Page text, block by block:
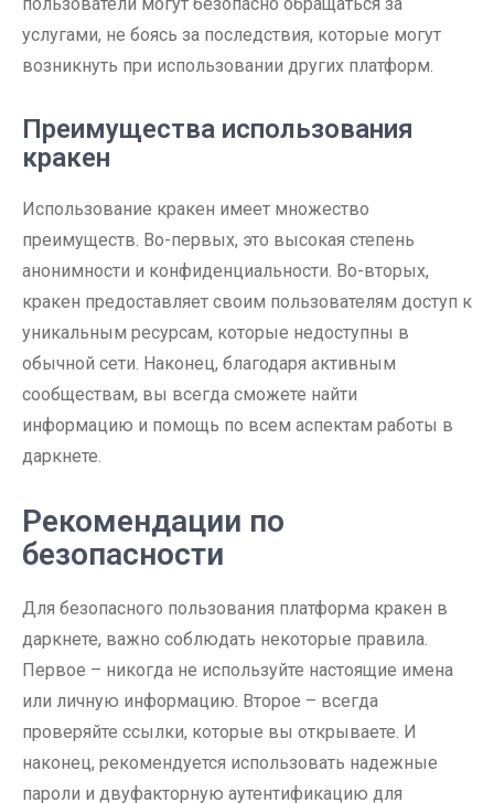
услугами, не боясь за последствия, которые могут
возникнуть при использовании других платформ.
Преимущества использования
кракен
Использование кракен имеет множество
преимуществ. Во-первых, это высокая степень
анонимности и конфиденциальности. Во-вторых,
кракен предоставляет своим пользователям доступ к
уникальным ресурсам, которые недоступны в
обычной сети. Наконец, благодаря активным
сообществам, вы всегда сможете найти
информацию и помощь по всем аспектам работы в
даркнете.
Рекомендации по
безопасности
Для безопасного пользования платформа кракен в
даркнете, важно соблюдать некоторые правила.
Первое – никогда не используйте настоящие имена
или личную информацию. Второе – всегда
проверяйте ссылки, которые вы открываете. И
наконец, рекомендуется использовать надежные
пароли и двуфакторную аутентификацию для